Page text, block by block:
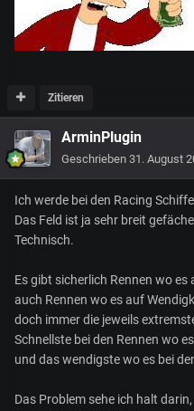
Zitieren
ArminPlugin
Geschrieben 31. August
Ich werde bei den Racing
Das Feld ist ja sehr breit
Technisch.
Es gibt sicherlich Rennen wo
auch Rennen wo es auf
doch immer die jeweils
Schnellste bei den Rennen wo
und das wendigste wo es bei
Das Problem sehe ich halt